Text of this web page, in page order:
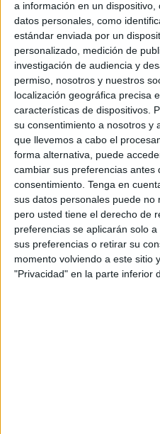
a información en un
datos personales, como
estándar enviada por un
personalizado, medición de
investigación de audiencia y
permiso, nosotros y nuestros
localización geográfica precisa
características de dispositivos.
su consentimiento a nosotros y
que llevemos a cabo el
forma alternativa, puede
cambiar sus preferencias antes
consentimiento. Tenga en
sus datos personales puede no
pero usted tiene el derecho de
preferencias se aplicarán solo
sus preferencias o retirar su
momento volviendo a este sitio
"Privacidad" en la parte inferior
SUSCRIBETE